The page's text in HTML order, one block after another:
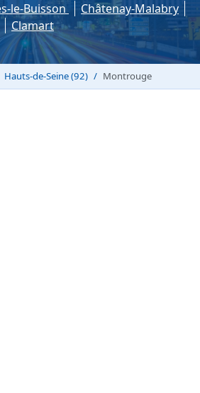
le-Buisson
Châtenay-Malabry
Clamart
Hauts-de-Seine (92) Montrouge